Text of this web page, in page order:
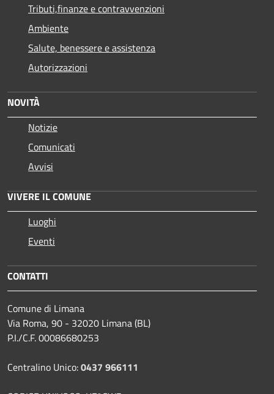
Tributi,finanze e contravvenzioni
Ambiente
Salute, benessere e assistenza
Autorizzazioni
NOVITÀ
Notizie
Comunicati
Avvisi
VIVERE IL COMUNE
Luoghi
Eventi
CONTATTI
Comune di Limana
Via Roma, 90 - 32020 Limana (BL)
P.I./C.F. 00086680253
Centralino Unico:0437 966111